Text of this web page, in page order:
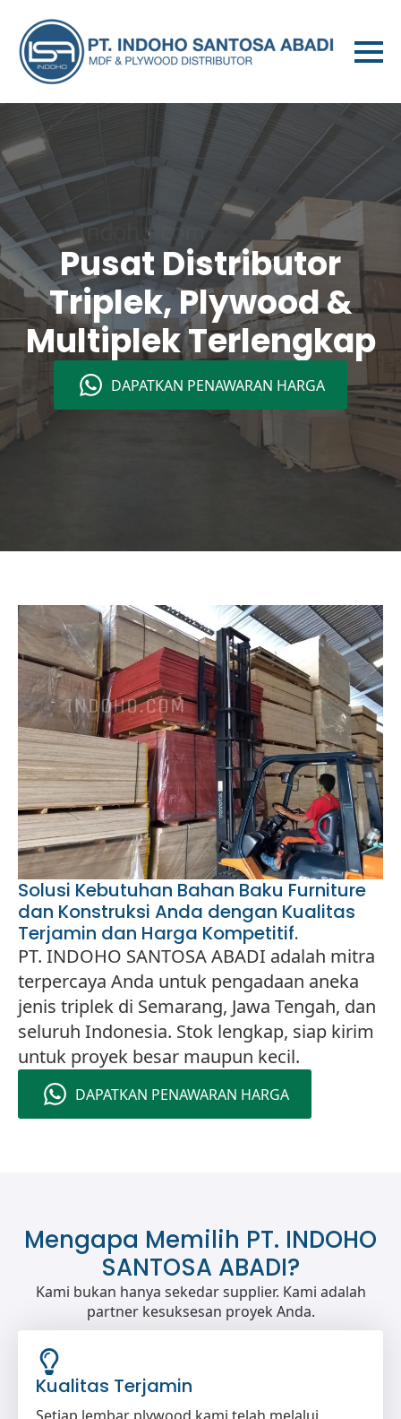
Pusat Distributor
Triplek, Plywood &
Multiplek Terlengkap
DAPATKAN PENAWARAN HARGA
Solusi Kebutuhan Bahan Baku Furniture
dan Konstruksi Anda dengan Kualitas
Terjamin dan Harga Kompetitif.
PT. INDOHO SANTOSA ABADI adalah mitra
terpercaya Anda untuk pengadaan aneka
jenis triplek di Semarang, Jawa Tengah, dan
seluruh Indonesia. Stok lengkap, siap kirim
untuk proyek besar maupun kecil.
DAPATKAN PENAWARAN HARGA
Mengapa Memilih PT. INDOHO
SANTOSA ABADI?
Kami bukan hanya sekedar supplier. Kami adalah
partner kesuksesan proyek Anda.
Kualitas Terjamin